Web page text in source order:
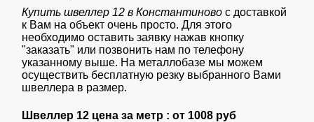
Купить швеллер 12 в Константиновос доставкой
к Вам на объект очень просто. Для этого
необходимо оставить заявку нажав кнопку
"заказать" или позвонить нам по телефону
указанному выше. На металлобазе мы можем
осуществить бесплатную резку выбранного Вами
швеллера в размер.
Швеллер 12 цена за метр : от 1008 руб